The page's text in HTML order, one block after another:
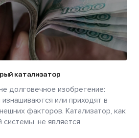
катализатор
долговечное изобретение:
или приходят в
факторов. Катализатор, как
не является